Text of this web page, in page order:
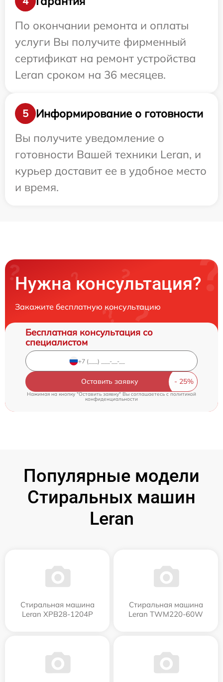
По окончании ремонта и оплаты
услуги Вы получите фирменный
сертификат на ремонт устройства
Leran сроком на 36 месяцев.
5
Информирование о готовности
Вы получите уведомление о
готовности Вашей техники Leran, и
курьер доставит ее в удобное место
и время.
Нужна консультация?
Закажите бесплатную консультацию
Бесплатная консультация со
специалистом
Оставить заявку
Нажимая на кнопку "Оставить заявку" Вы соглашаетесь c политикой
конфиденциальности
Популярные модели
Стиральных машин
Leran
Стиральная машина
Leran XPB28-1204P
Стиральная машина
Leran TWM220-60W